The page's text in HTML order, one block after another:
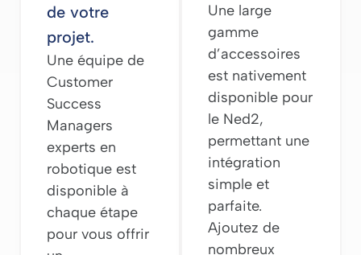
de votre
projet.
Une équipe de
Customer
Success
Managers
experts en
robotique est
disponible à
chaque étape
pour vous offrir
Une large
gamme
d’accessoires
est nativement
disponible pour
le Ned2,
permettant une
intégration
simple et
parfaite.
Ajoutez de
nombreux